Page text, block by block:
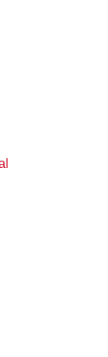
enoten in
štampiljk
…
Trodat po